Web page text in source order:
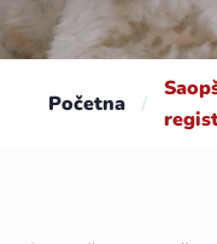
Početna /